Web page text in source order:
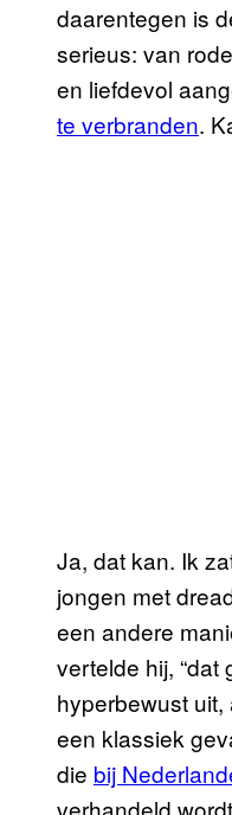
daarentegen is
serieus: van
en liefdevol
te verbranden.
Ja, dat kan. Ik
jongen met
een andere
vertelde hij,
hyperbewust
een klassiek
die bij